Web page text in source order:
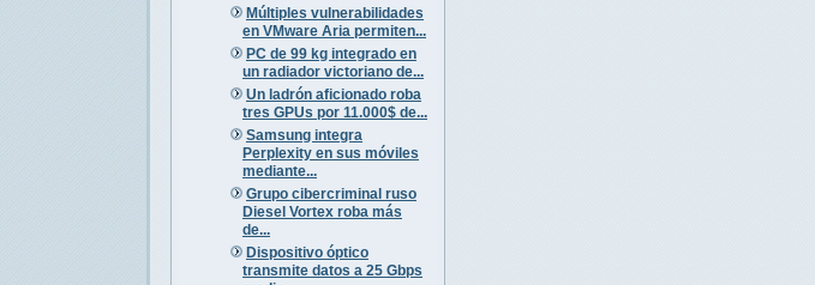
Múltiples vulnerabilidades
en VMware Aria permiten...
PC de 99 kg integrado en
un radiador victoriano de...
Un ladrón aficionado roba
tres GPUs por 11.000$ de...
Samsung integra
Perplexity en sus móviles
mediante...
Grupo cibercriminal ruso
Diesel Vortex roba más
de...
Dispositivo óptico
transmite datos a 25 Gbps